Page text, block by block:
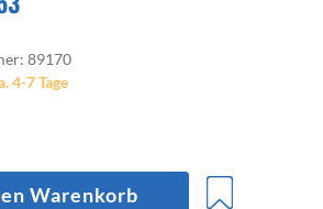
89170
4-7 Tage
Warenkorb